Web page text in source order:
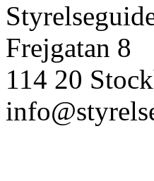
Frejgatan 8
114 20